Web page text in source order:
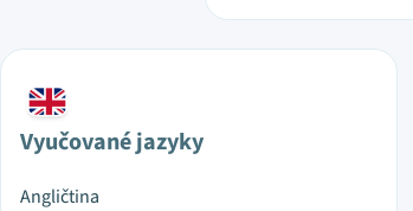
Vyučované jazyky
Angličtina